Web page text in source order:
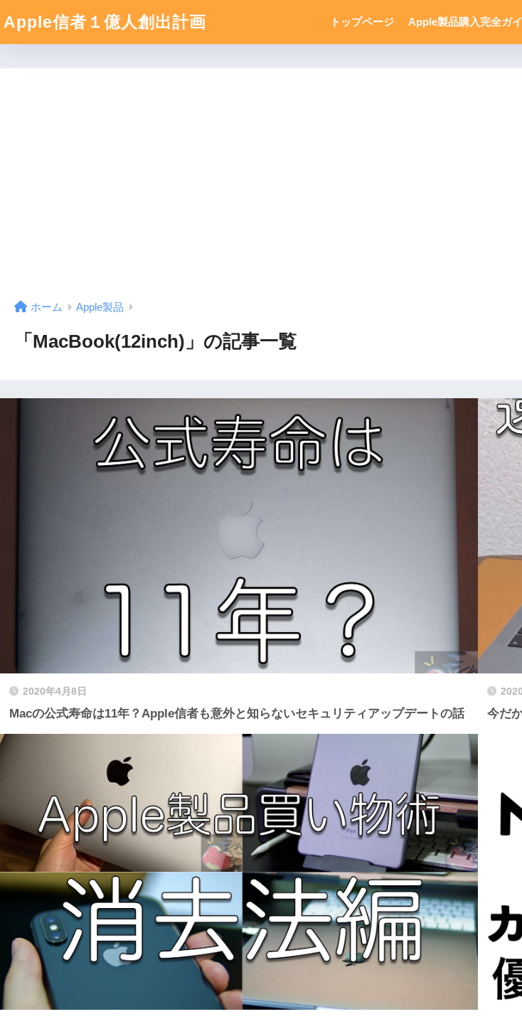
Apple信者１億人創出計画 トップページ Apple製品購入完全ガ
ホーム Apple製品
「MacBook(12inch)」の記事一覧
2020年4月8日
Macの公式寿命は11年？Apple信者も意外と知らないセキュリティアップデートの話 今だ